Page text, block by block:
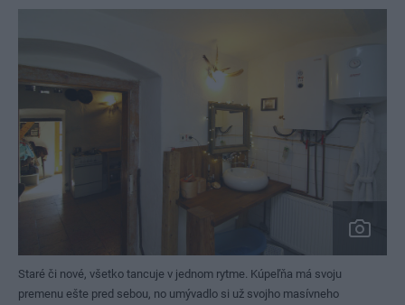
Staré či nové, všetko tancuje v jednom rytme. Kúpeľňa má svoju
premenu ešte pred sebou, no umývadlo si už svojho masívneho